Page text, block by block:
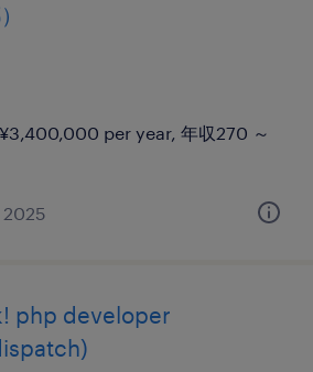
per year, 年収270 ～
php developer